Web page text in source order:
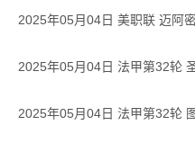
2025年05月04日 美职联 迈阿
2025年05月04日 法甲第32轮
2025年05月04日 法甲第32轮